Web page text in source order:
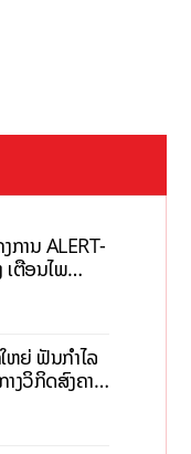
ການ ALERT-
ເຕືອນໄພ
ະເທດ
ຍ່ ຟັນກຳໄລ
າງວິກິດສົງຄາມ